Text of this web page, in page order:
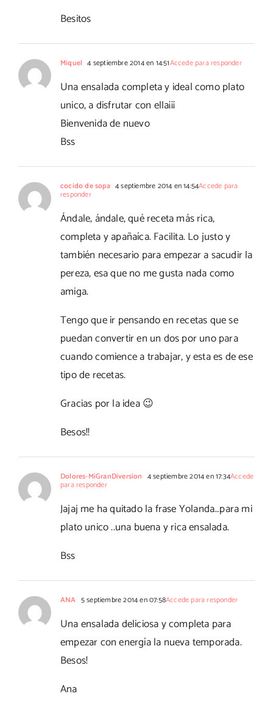
Besitos
Miquel 4 septiembre 2014 en 14:51Accede para responder
Una ensalada completa y ideal como plato
unico, a disfrutar con ella¡¡¡
Bienvenida de nuevo
Bss
cocido de sopa 4 septiembre 2014 en 14:54Accede para
responder
Ándale, ándale, qué receta más rica,
completa y apañaíca. Facilita. Lo justo y
también necesario para empezar a sacudir la
pereza, esa que no me gusta nada como
amiga.
Tengo que ir pensando en recetas que se
puedan convertir en un dos por uno para
cuando comience a trabajar, y esta es de ese
tipo de recetas.
Gracias por la idea 😉
Besos!!
Dolores-MiGranDiversion 4 septiembre 2014 en 17:34Accede
para responder
Jajaj me ha quitado la frase Yolanda…para mi
plato unico ..una buena y rica ensalada.
Bss
ANA 5 septiembre 2014 en 07:58Accede para responder
Una ensalada deliciosa y completa para
empezar con energía la nueva temporada.
Besos!
Ana